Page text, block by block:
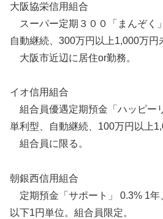
大阪協栄信用組合
スーパー定期３００「まんぞく
自動継続、300万円以上1,000万円
大阪市近辺に居住or勤務。
イオ信用組合
組合員優遇定期預金「ハッピー
単利型、自動継続、100万円以上
組合員に限る。
朝銀西信用組合
定期預金「サポート」 0.3% 1年
以下1円単位。組合員限定。